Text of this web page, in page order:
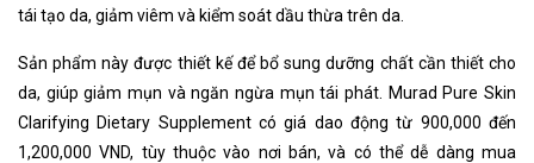
tái tạo da, giảm viêm và kiểm soát dầu thừa trên da.
Sản phẩm này được thiết kế để bổ sung dưỡng chất cần thiết cho
da, giúp giảm mụn và ngăn ngừa mụn tái phát. Murad Pure Skin
Clarifying Dietary Supplement có giá dao động từ 900,000 đến
1,200,000 VND, tùy thuộc vào nơi bán, và có thể dễ dàng mua